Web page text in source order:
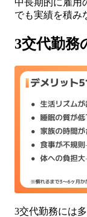
でも実績を積み
3交代勤務
3交代勤務には